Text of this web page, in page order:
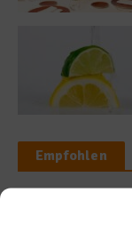
Empfohlen